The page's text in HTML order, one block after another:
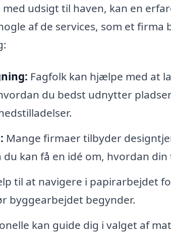
med udsigt til haven, kan en
af de services, som et firma
Fagfolk kan hjælpe med at
du bedst udnytter
Mange firmaer tilbyder
du kan få en idé om, hvordan
til at navigere i papirarbejdet
byggearbejdet begynder.
kan guide dig i valget af